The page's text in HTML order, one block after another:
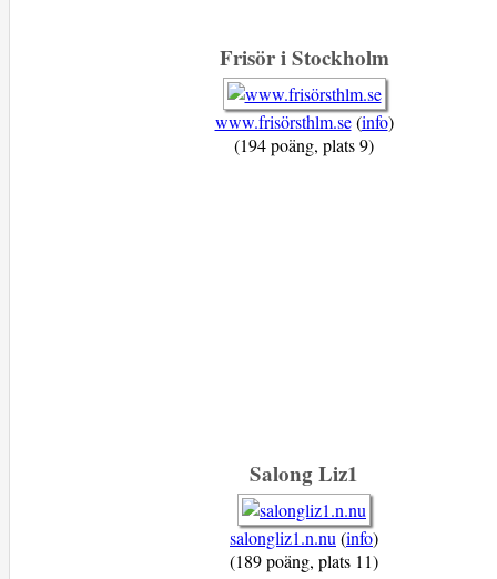
Frisör i Stockholm
www.frisörsthlm.se(info)
(194 poäng, plats 9)
Salong Liz1
salongliz1.n.nu (info)
(189 poäng, plats 11)